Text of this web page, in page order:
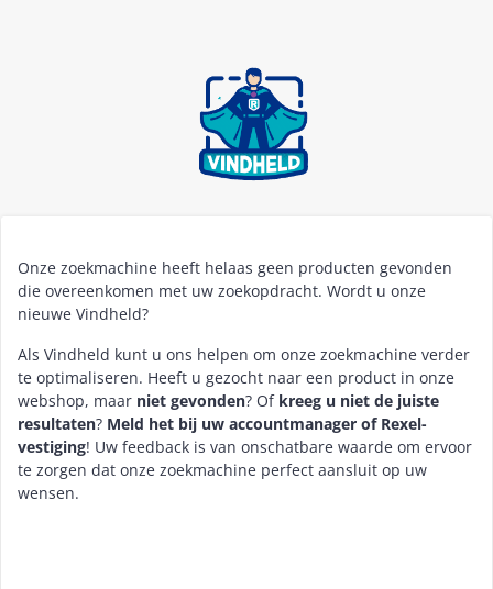
Onze zoekmachine heeft helaas geen producten gevonden
die overeenkomen met uw zoekopdracht. Wordt u onze
nieuwe Vindheld?
Als Vindheld kunt u ons helpen om onze zoekmachine verder
te optimaliseren. Heeft u gezocht naar een product in onze
webshop, maar niet gevonden? Of kreeg u niet de juiste
resultaten? Meld het bij uw accountmanager of Rexel-
vestiging! Uw feedback is van onschatbare waarde om ervoor
te zorgen dat onze zoekmachine perfect aansluit op uw
wensen.